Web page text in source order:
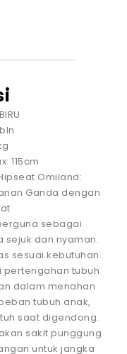
115cm
Omiland:
Ganda dengan
sebagai
dan nyaman.
sesuai kebutuhan.
pertengahan tubuh
dalam menahan
tubuh anak,
saat digendong.
sakit punggung
untuk jangka